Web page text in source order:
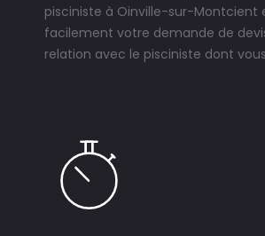
pisciniste à Oinville-sur-Montcient
facilement votre demande de
relation avec le pisciniste dont